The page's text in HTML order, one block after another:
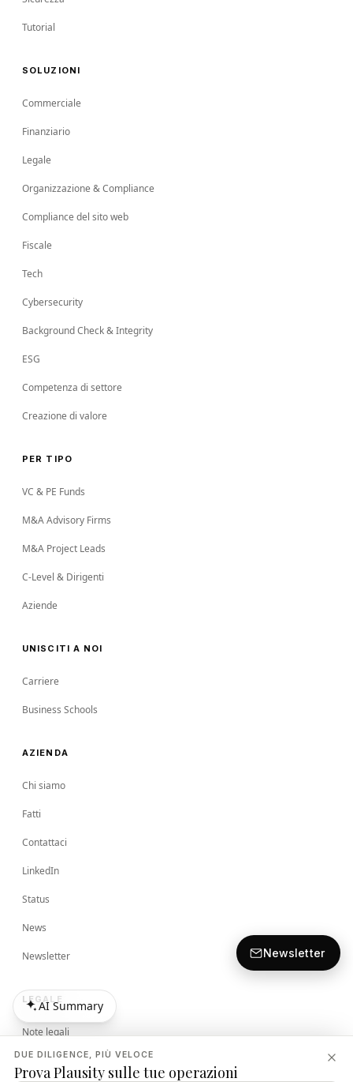
DUE DILIGENCE, PIÙ VELOCE
Prova Plausity sulle tue operazioni
Tutorial
SOLUZIONI
Commerciale
Finanziario
Legale
Organizzazione & Compliance
Compliance del sito web
Fiscale
Tech
Cybersecurity
Background Check & Integrity
ESG
Competenza di settore
Creazione di valore
PER TIPO
VC & PE Funds
M&A Advisory Firms
M&A Project Leads
C-Level & Dirigenti
Aziende
UNISCITI A NOI
Carriere
Business Schools
AZIENDA
Chi siamo
Fatti
Contattaci
LinkedIn
Status
News
Newsletter
LEGALE
Note legali
Termini
AI Summary
AI Summary
Newsletter